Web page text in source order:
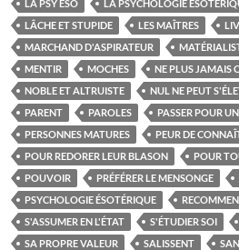
LA PSY ÉSO LA PSYCHOLOGIE
LÂCHE ET STUPIDE
LES MAÎTRES
MARCHAND D'ASPIRATEUR
MENTIR
MOCHES
NE PLUS JAMAIS
NOBLE ET ALTRUISTE
NUL NE PEUT
PARENT
PAROLES PASSER POUR
PERSONNES MATURES
PEUR DE
POUR REDORER LEUR BLASON
POUR
POUVOIR
PRÉFÉRER LE MENSONGE
PSYCHOLOGIE ÉSOTÉRIQUE
S'ASSUMER EN L'ÉTAT
S'ÉTUDIER SOI
SA PROPRE VALEUR
SALISSENT